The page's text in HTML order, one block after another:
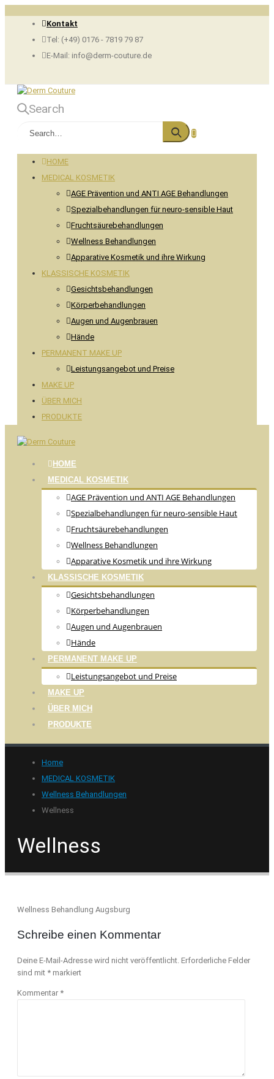
Kontakt
Tel: (+49) 0176 - 7819 79 87
E-Mail: info@derm-couture.de
Search
HOME
MEDICAL KOSMETIK
AGE Prävention und ANTI AGE Behandlungen
Spezialbehandlungen für neuro-sensible Haut
Fruchtsäurebehandlungen
Wellness Behandlungen
Apparative Kosmetik und ihre Wirkung
KLASSISCHE KOSMETIK
Gesichtsbehandlungen
Körperbehandlungen
Augen und Augenbrauen
Hände
PERMANENT MAKE UP
Leistungsangebot und Preise
MAKE UP
ÜBER MICH
PRODUKTE
HOME
MEDICAL KOSMETIK
AGE Prävention und ANTI AGE Behandlungen
Spezialbehandlungen für neuro-sensible Haut
Fruchtsäurebehandlungen
Wellness Behandlungen
Apparative Kosmetik und ihre Wirkung
KLASSISCHE KOSMETIK
Gesichtsbehandlungen
Körperbehandlungen
Augen und Augenbrauen
Hände
PERMANENT MAKE UP
Leistungsangebot und Preise
MAKE UP
ÜBER MICH
PRODUKTE
Home
MEDICAL KOSMETIK
Wellness Behandlungen
Wellness
Wellness
Wellness Behandlung Augsburg
Schreibe einen Kommentar
Deine E-Mail-Adresse wird nicht veröffentlicht. Erforderliche Felder
sind mit * markiert
Kommentar *